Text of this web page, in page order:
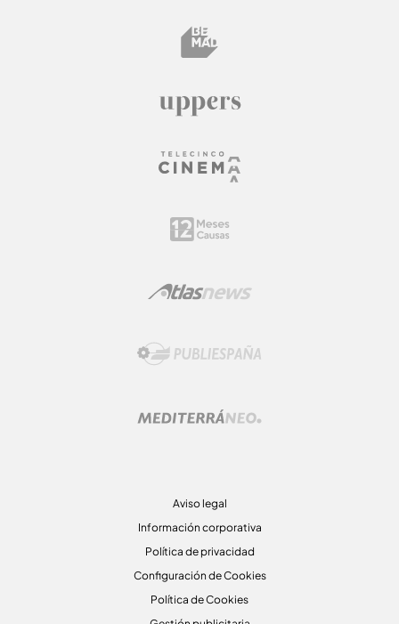
Aviso legal
Información corporativa
Política de privacidad
Configuración de Cookies
Política de Cookies